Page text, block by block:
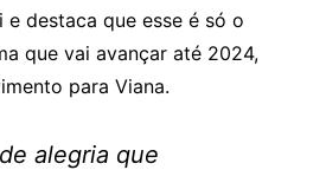
destaca que esse é só o
que vai avançar até 2024,
para Viana.
alegria que